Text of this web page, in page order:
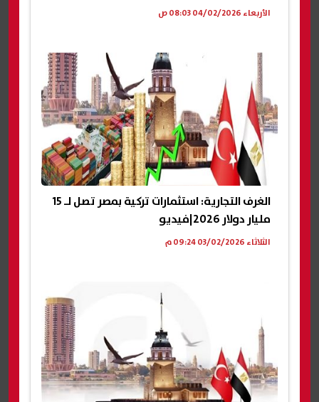
الأربعاء 04/02/2026 08:03 ص
الغرف التجارية: استثمارات تركية بمصر تصل لـ 15
مليار دولار 2026|فيديو
الثلاثاء 03/02/2026 09:24 م